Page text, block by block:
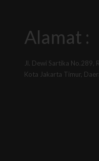
Alamat :
Jl. Dewi Sartika No.289,
Kota Jakarta Timur,